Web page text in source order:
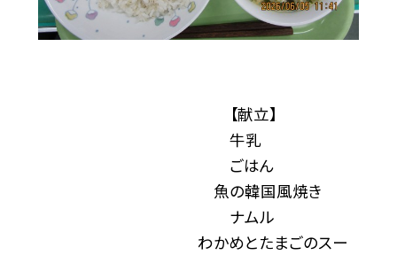
【献立】
牛乳
ごはん
魚の韓国風焼き
ナムル
わかめとたまごのスー